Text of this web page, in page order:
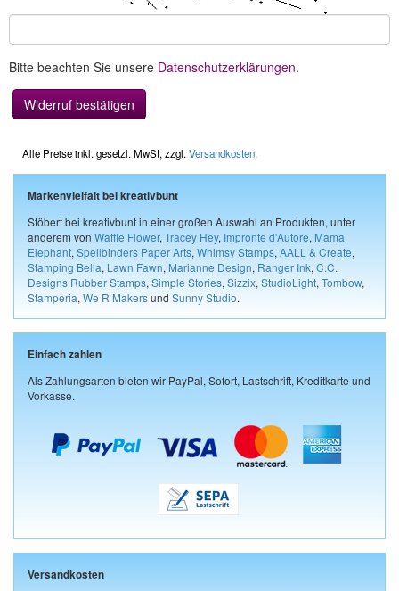
Bitte beachten Sie unsere Datenschutzerklärungen.
Alle Preise inkl. gesetzl. MwSt, zzgl. Versandkosten.
Markenvielfalt bei kreativbunt
Stöbert bei kreativbunt in einer großen Auswahl an Produkten, unter
anderem von Waffle Flower, Tracey Hey, Impronte d'Autore, Mama
Elephant, Spellbinders Paper Arts, Whimsy Stamps, AALL & Create,
Stamping Bella, Lawn Fawn, Marianne Design, Ranger Ink, C.C.
Designs Rubber Stamps, Simple Stories, Sizzix, StudioLight, Tombow,
Stamperia, We R Makersund Sunny Studio.
Einfach zahlen
Als Zahlungsarten bieten wir PayPal, Sofort, Lastschrift, Kreditkarte und
Vorkasse.
Versandkosten